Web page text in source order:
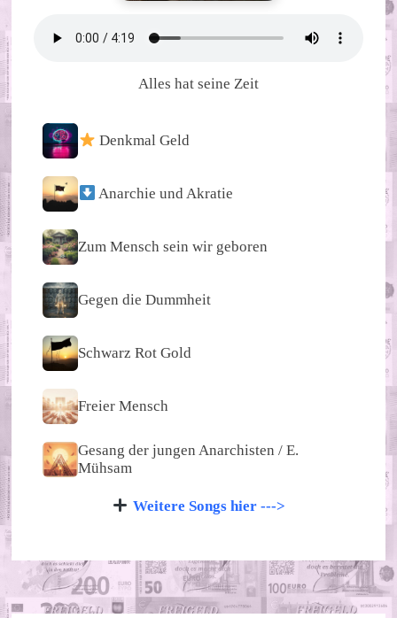
Alles hat seine Zeit
Denkmal Geld
Anarchie und Akratie
Zum Mensch sein wir geboren
Gegen die Dummheit
Schwarz Rot Gold
Freier Mensch
Gesang der jungen Anarchisten / E.
Mühsam
Weitere Songs hier --->